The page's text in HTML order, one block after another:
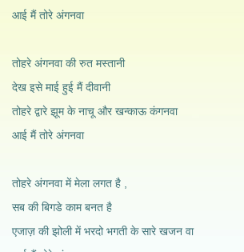
आई मैं तोरे अंगनवा
तोहरे अंगनवा की रुत मस्तानी
देख इसे माई हुई मैं दीवानी
तोहरे द्वारे झूम के नाचू और खन्काऊ कंगनवा
आई मैं तोरे अंगनवा
तोहरे अंगनवा में मेला लगत है ,
सब की बिगडे काम बनत है
एजाज़ की झोली में भरदो भगती के सारे खजन वा